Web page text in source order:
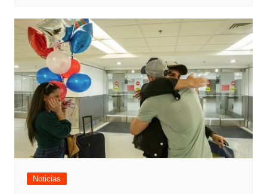
Noticias